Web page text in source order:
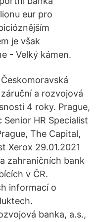
eur pro
je však
- Velký kámen.
Českomoravská
záruční a rozvojová
4 roky. Prague,
HR Specialist
The Capital,
Xerox 29.01.2021
zahraničních bank
v ČR.
informací o
banka, a.s.,